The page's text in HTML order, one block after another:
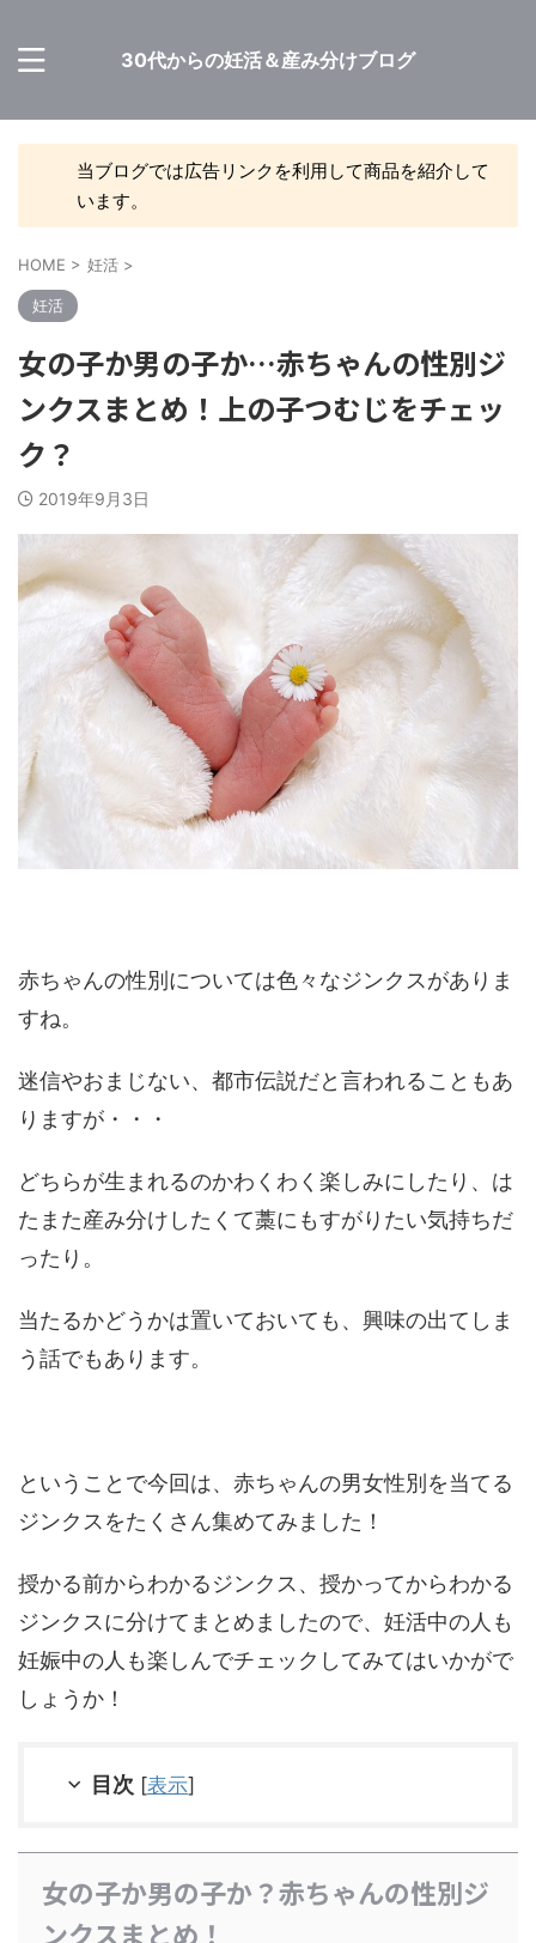
30代からの妊活＆産み分けブログ
当ブログでは広告リンクを利用して商品を紹介して
います。
HOME > 妊活 >
妊活
女の子か男の子か…赤ちゃんの性別ジ
ンクスまとめ！上の子つむじをチェッ
ク？
2019年9月3日
赤ちゃんの性別については色々なジンクスがありま
すね。
迷信やおまじない、都市伝説だと言われることもあ
りますが・・・
どちらが生まれるのかわくわく楽しみにしたり、は
たまた産み分けしたくて藁にもすがりたい気持ちだ
ったり。
当たるかどうかは置いておいても、興味の出てしま
う話でもあります。
ということで今回は、赤ちゃんの男女性別を当てる
ジンクスをたくさん集めてみました！
授かる前からわかるジンクス、授かってからわかる
ジンクスに分けてまとめましたので、妊活中の人も
妊娠中の人も楽しんでチェックしてみてはいかがで
しょうか！
目次 [表示]
女の子か男の子か？赤ちゃんの性別ジ
ンクスまとめ！